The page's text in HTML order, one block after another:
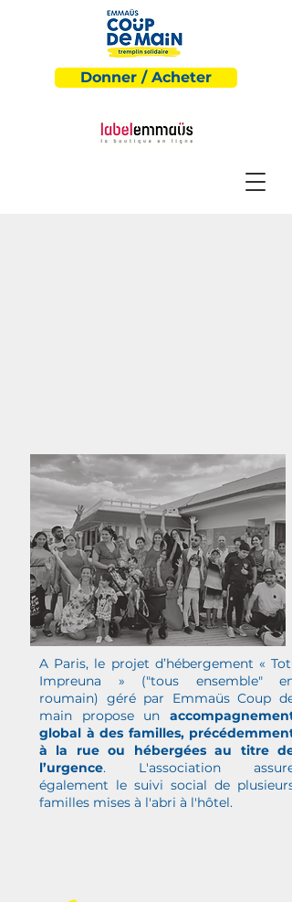
Donner / Acheter
A Paris, le projet d’hébergement « Toti
Impreuna » ("tous ensemble" en
roumain) géré par Emmaüs Coup de
main propose un accompagnement
global à des familles, précédemment
à la rue ou hébergées au titre de
l’urgence. L'association assure
également le suivi social de plusieurs
familles mises à l'abri à l'hôtel.